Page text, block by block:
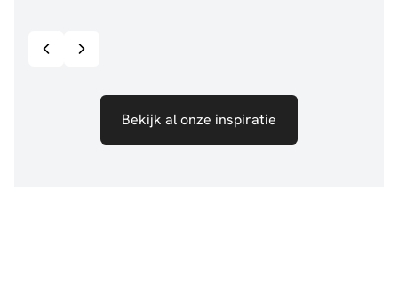
Bekijk al onze inspiratie